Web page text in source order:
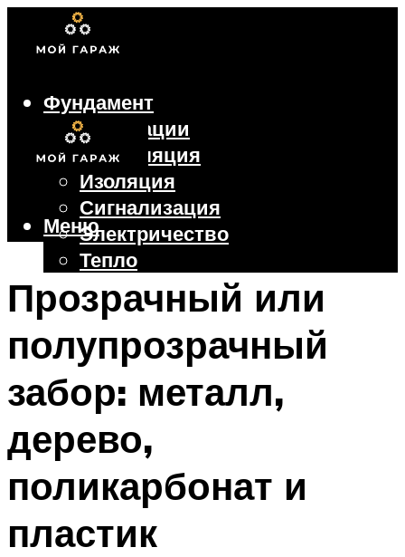
Фундамент
Коммуникации
Вентиляция
Изоляция
Сигнализация
Электричество
Тепло
Крыша
Ворота
Меню
Меню
Прозрачный или
полупрозрачный
забор: металл,
дерево,
поликарбонат и
пластик